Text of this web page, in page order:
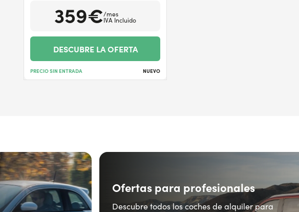
359€/mes
IVA Incluido
DESCUBRE LA OFERTA
PRECIO SIN ENTRADA NUEVO
Ofertas para profesionales
Descubre todos los coches de alquiler para